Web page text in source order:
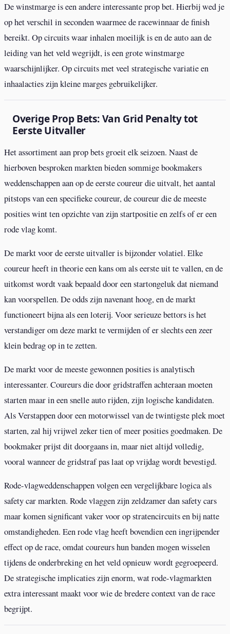
De winstmarge is een andere interessante prop bet. Hierbij wed je
op het verschil in seconden waarmee de racewinnaar de finish
bereikt. Op circuits waar inhalen moeilijk is en de auto aan de
leiding van het veld wegrijdt, is een grote winstmarge
waarschijnlijker. Op circuits met veel strategische variatie en
inhaalacties zijn kleine marges gebruikelijker.
Overige Prop Bets: Van Grid Penalty tot
Eerste Uitvaller
Het assortiment aan prop bets groeit elk seizoen. Naast de
hierboven besproken markten bieden sommige bookmakers
weddenschappen aan op de eerste coureur die uitvalt, het aantal
pitstops van een specifieke coureur, de coureur die de meeste
posities wint ten opzichte van zijn startpositie en zelfs of er een
rode vlag komt.
De markt voor de eerste uitvaller is bijzonder volatiel. Elke
coureur heeft in theorie een kans om als eerste uit te vallen, en de
uitkomst wordt vaak bepaald door een startongeluk dat niemand
kan voorspellen. De odds zijn navenant hoog, en de markt
functioneert bijna als een loterij. Voor serieuze bettors is het
verstandiger om deze markt te vermijden of er slechts een zeer
klein bedrag op in te zetten.
De markt voor de meeste gewonnen posities is analytisch
interessanter. Coureurs die door gridstraffen achteraan moeten
starten maar in een snelle auto rijden, zijn logische kandidaten.
Als Verstappen door een motorwissel van de twintigste plek moet
starten, zal hij vrijwel zeker tien of meer posities goedmaken. De
bookmaker prijst dit doorgaans in, maar niet altijd volledig,
vooral wanneer de gridstraf pas laat op vrijdag wordt bevestigd.
Rode-vlagweddenschappen volgen een vergelijkbare logica als
safety car markten. Rode vlaggen zijn zeldzamer dan safety cars
maar komen significant vaker voor op stratencircuits en bij natte
omstandigheden. Een rode vlag heeft bovendien een ingrijpender
effect op de race, omdat coureurs hun banden mogen wisselen
tijdens de onderbreking en het veld opnieuw wordt gegroepeerd.
De strategische implicaties zijn enorm, wat rode-vlagmarkten
extra interessant maakt voor wie de bredere context van de race
begrijpt.